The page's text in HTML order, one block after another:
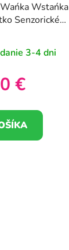
Wstańka
Senzorické
3-4 dni
€